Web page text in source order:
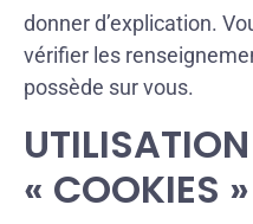
donner d’explication.
vérifier les
possède sur vous.
« COOKIES »